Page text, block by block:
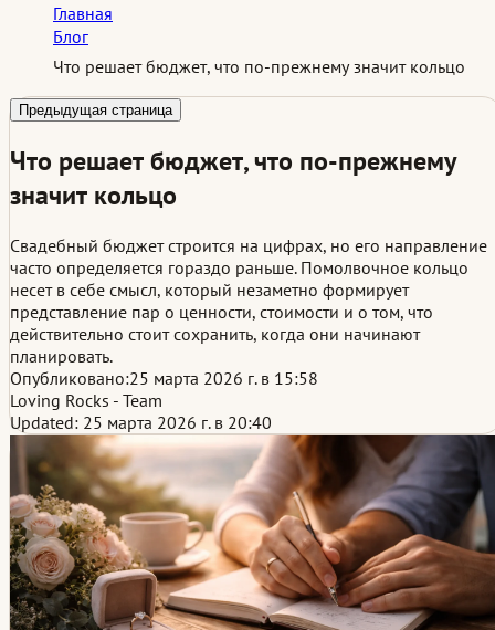
Главная
Блог
Что решает бюджет, что по-прежнему значит кольцо
Предыдущая страница
Что решает бюджет, что по-прежнему
значит кольцо
Свадебный бюджет строится на цифрах, но его направление
часто определяется гораздо раньше. Помолвочное кольцо
несет в себе смысл, который незаметно формирует
представление пар о ценности, стоимости и о том, что
действительно стоит сохранить, когда они начинают
планировать.
Опубликовано:25 марта 2026 г. в 15:58
Loving Rocks - Team
Updated: 25 марта 2026 г. в 20:40